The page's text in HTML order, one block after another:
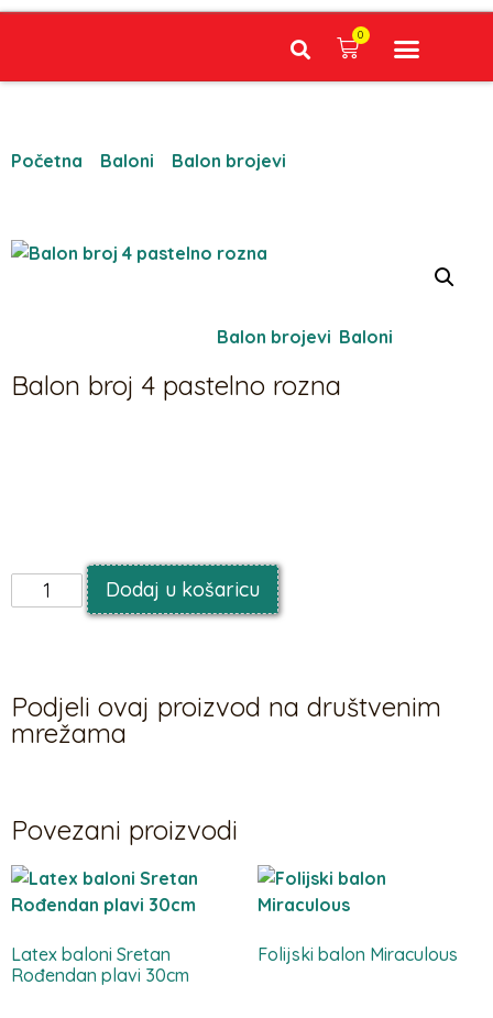
0
Početna Baloni Balon brojevi
Balon brojevi Baloni
Balon broj 4 pastelno rozna
Dodaj u košaricu
Podjeli ovaj proizvod na društvenim
mrežama
Povezani proizvodi
Latex baloni Sretan
Rođendan plavi 30cm
Folijski balon Miraculous